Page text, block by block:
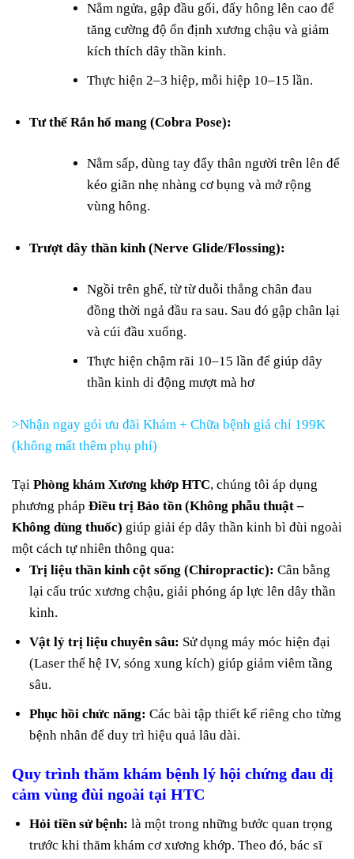
Nằm ngửa, gập đầu gối, đẩy hông lên cao để
tăng cường độ ổn định xương chậu và giảm
kích thích dây thần kinh.
Thực hiện 2–3 hiệp, mỗi hiệp 10–15 lần.
Tư thế Rắn hổ mang (Cobra Pose):
Nằm sấp, dùng tay đẩy thân người trên lên để
kéo giãn nhẹ nhàng cơ bụng và mở rộng
vùng hông.
Trượt dây thần kinh (Nerve Glide/Flossing):
Ngồi trên ghế, từ từ duỗi thẳng chân đau
đồng thời ngả đầu ra sau. Sau đó gập chân lại
và cúi đầu xuống.
Thực hiện chậm rãi 10–15 lần để giúp dây
thần kinh di động mượt mà hơ
>Nhận ngay gói ưu đãi Khám + Chữa bệnh giá chỉ 199K
(không mất thêm phụ phí)
Tại Phòng khám Xương khớp HTC, chúng tôi áp dụng
phương pháp Điều trị Bảo tồn (Không phẫu thuật –
Không dùng thuốc) giúp giải ép dây thần kinh bì đùi ngoài
một cách tự nhiên thông qua:
Trị liệu thần kinh cột sống (Chiropractic): Cân bằng
lại cấu trúc xương chậu, giải phóng áp lực lên dây thần
kinh.
Vật lý trị liệu chuyên sâu: Sử dụng máy móc hiện đại
(Laser thế hệ IV, sóng xung kích) giúp giảm viêm tầng
sâu.
Phục hồi chức năng: Các bài tập thiết kế riêng cho từng
bệnh nhân để duy trì hiệu quả lâu dài.
Quy trình thăm khám bệnh lý hội chứng đau dị
cảm vùng đùi ngoài tại HTC
Hỏi tiền sử bệnh: là một trong những bước quan trọng
trước khi thăm khám cơ xương khớp. Theo đó, bác sĩ